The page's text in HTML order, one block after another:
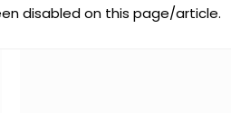
disabled on this page/article.